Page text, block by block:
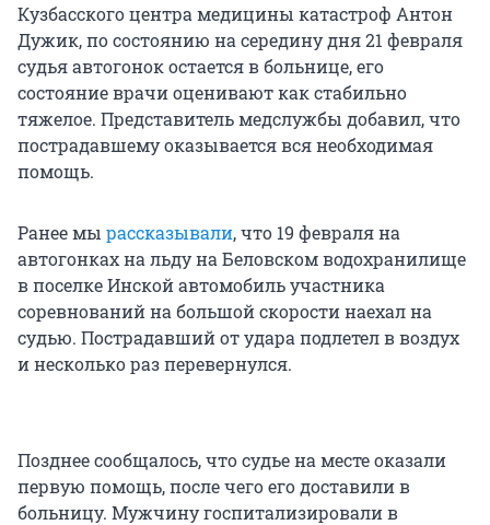
Кузбасского центра медицины катастроф Антон
Дужик, по состоянию на середину дня 21 февраля
судья автогонок остается в больнице, его
состояние врачи оценивают как стабильно
тяжелое. Представитель медслужбы добавил, что
пострадавшему оказывается вся необходимая
помощь.
Ранее мы рассказывали, что 19 февраля на
автогонках на льду на Беловском водохранилище
в поселке Инской автомобиль участника
соревнований на большой скорости наехал на
судью. Пострадавший от удара подлетел в воздух
и несколько раз перевернулся.
Позднее сообщалось, что судье на месте оказали
первую помощь, после чего его доставили в
больницу. Мужчину госпитализировали в